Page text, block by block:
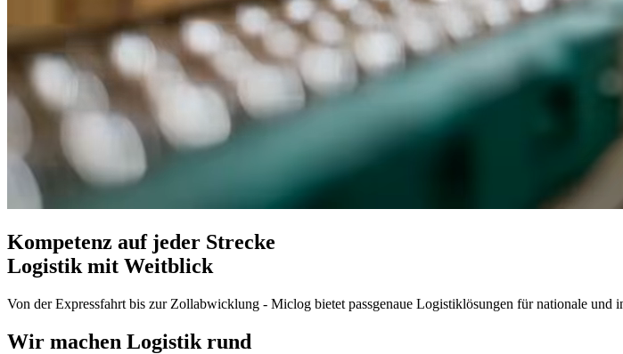
Kompetenz auf jeder Strecke
Logistik mit Weitblick
Von der Expressfahrt bis zur Zollabwicklung - Miclog bietet passgenaue Logistiklösungen für nationale und
Wir machen Logistik rund